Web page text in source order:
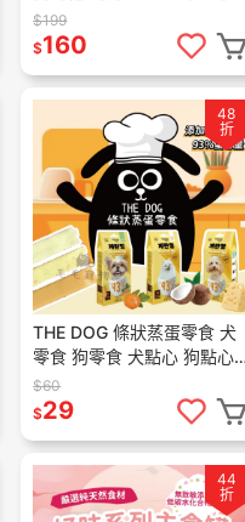
工零食 鮮肉零食 狗點心
100g
$199
$160
48
折
THE DOG 條狀蒸蛋零食 犬
零食 狗零食 犬點心 狗點心
93%含蛋量 單條售
$60
$29
44
折